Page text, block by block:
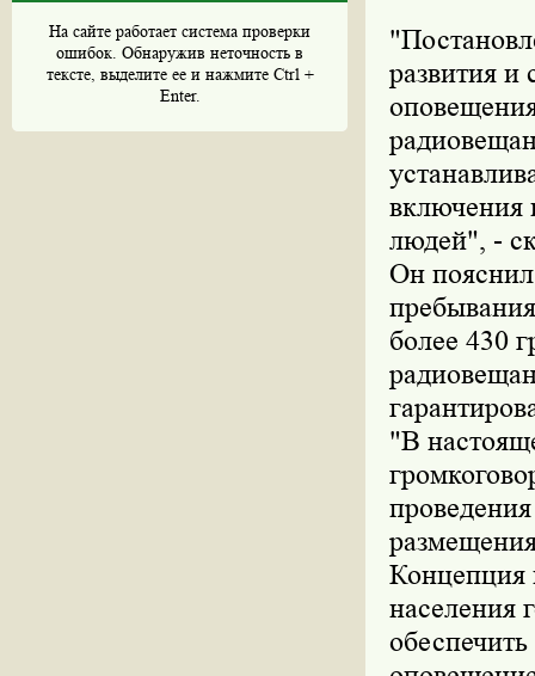
На сайте работает система проверки
ошибок. Обнаружив неточность в
тексте, выделите ее и нажмите Ctrl +
Enter.
развития и
включения
людей", -
Он
более 430
"В
Концепция
населения